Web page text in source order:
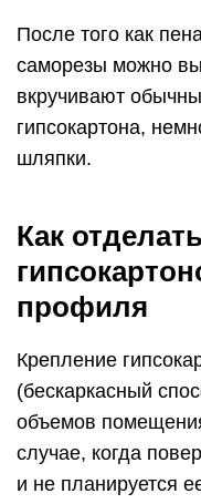
После того как
саморезы можно
вкручивают
гипсокартона,
шляпки.
Как
профиля
Крепление
(бескаркасный
объемов
случае, когда
и не планируется